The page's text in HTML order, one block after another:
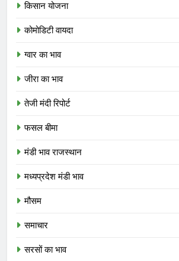
किसान योजना
कोमोडिटी वायदा
ग्वार का भाव
जीरा का भाव
तेजी मंदी रिपोर्ट
फसल बीमा
मंडी भाव राजस्थान
मध्यप्रदेश मंडी भाव
मौसम
समाचार
सरसों का भाव